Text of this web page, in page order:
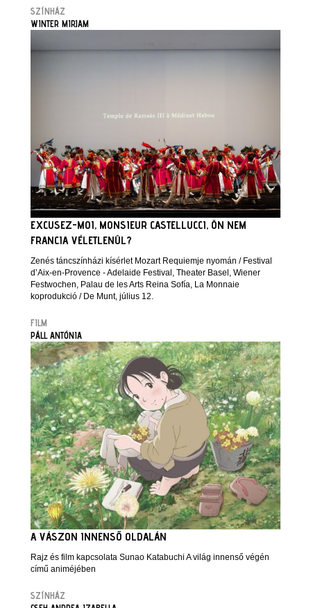
SZÍNHÁZ
WINTER MIRJAM
EXCUSEZ-MOI, MONSIEUR CASTELLUCCI, ÖN NEM
FRANCIA VÉLETLENÜL?
Zenés táncszínházi kísérlet Mozart Requiemje nyomán / Festival
d’Aix-en-Provence - Adelaide Festival, Theater Basel, Wiener
Festwochen, Palau de les Arts Reina Sofía, La Monnaie
koprodukció / De Munt, július 12.
FILM
PÁLL ANTÓNIA
A VÁSZON INNENSŐ OLDALÁN
Rajz és film kapcsolata Sunao Katabuchi A világ innenső végén
című animéjében
SZÍNHÁZ